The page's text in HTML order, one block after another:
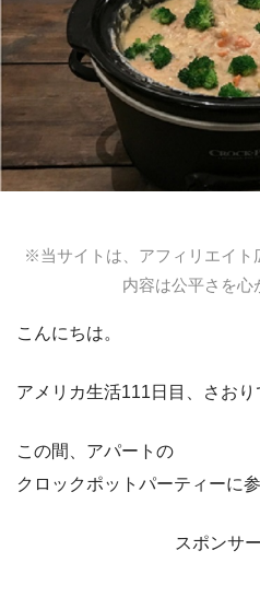
※当サイトは、アフィリエイト
内容は公平さを心
こんにちは。
アメリカ生活111日目、さおり
この間、アパートの
クロックポットパーティーに
スポンサ